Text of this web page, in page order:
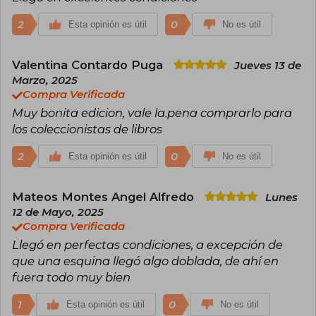
Los Juegos del Hambre se desarrolla en Panem,
un país ficticio donde un gobierno opresivo
por Katniss Everdeen, combina acción, crítica
social y dilemas éticos, resonando con lectores
de todas las edades. La trilogía ha vendido
fue adaptada exitosamente al cine,
consolidando a Collins como una de las autoras
más influyentes del siglo XXI.
2 Esta opinión es útil 0 No es útil
Valentina Contardo Puga
Jueves 13 de
Marzo, 2025
Compra Verificada
Muy bonita edicion, vale la.pena comprarlo para
los coleccionistas de libros
2 Esta opinión es útil 0 No es útil
Mateos Montes Angel Alfredo
Lunes
12 de Mayo, 2025
Compra Verificada
Llegó en perfectas condiciones, a excepción de
que una esquina llegó algo doblada, de ahí en
fuera todo muy bien
1 Esta opinión es útil 0 No es útil